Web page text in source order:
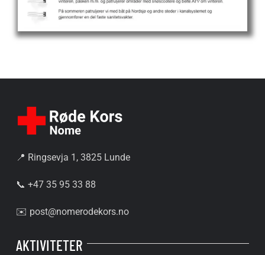
📍 Ringsevja 1, 3825 Lunde
📞 +47 35 95 33 88
✉️ post@nomerodekors.no
AKTIVITETER